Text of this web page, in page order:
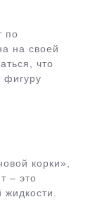
по
на своей
что
фигуру
корки»,
– это